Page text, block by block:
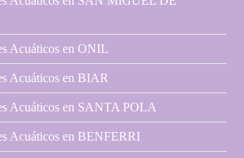
Acuáticos en ONIL
Acuáticos en BIAR
Acuáticos en SANTA POLA
Acuáticos en BENFERRI